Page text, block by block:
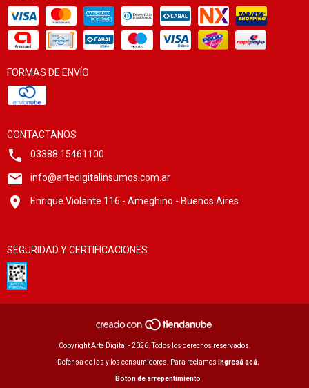
FORMAS DE ENVÍO
CONTACTANOS
03388 15461100
info@artedigitalinsumos.com.ar
Enrique Violante 116 - Ameghino - Buenos Aires
SEGURIDAD Y CERTIFICACIONES
Copyright Arte Digital - 2026. Todos los derechos reservados.
Defensa de las y los consumidores. Para reclamos ingresá acá.
Botón de arrepentimiento